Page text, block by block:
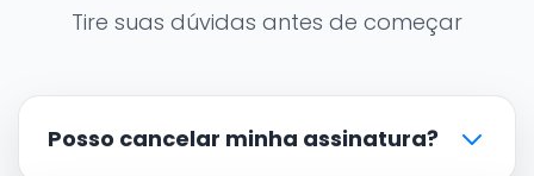
Tire suas dúvidas antes de começar
Posso cancelar minha assinatura?